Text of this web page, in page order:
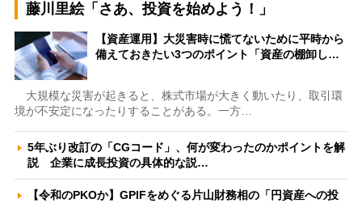
藤川里絵「さあ、投資を始めよう！」
【資産運用】大災害時に慌てないために平時から
備えておきたい3つのポイント「資産の棚卸し…
大規模な災害が起きると、株式市場が大きく動いたり、取引環
境が不安定になったりすることがある。一方…
5年ぶり改訂の「CGコード」、何が変わったのかポイントを解
説 企業に成長投資の具体的な説…
【令和のPKOか】GPIFをめぐる片山財務相の「円資産への投